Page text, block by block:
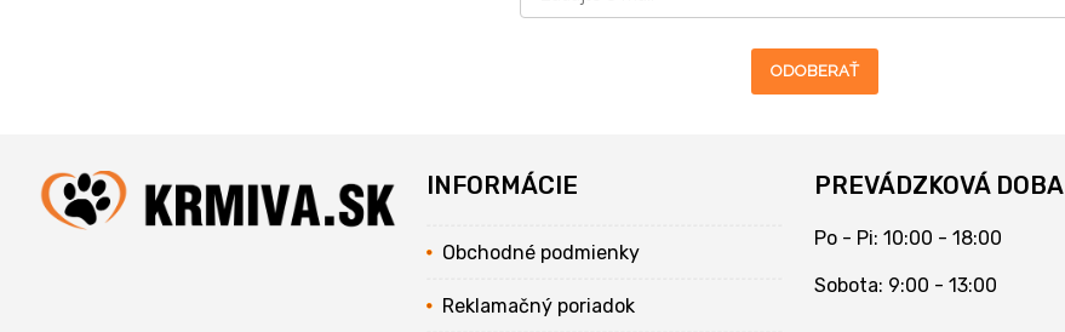
ODOBERAŤ
INFORMÁCIE
Obchodné podmienky
Reklamačný poriadok
PREVÁDZKOVÁ DOBA
Po - Pi: 10:00 - 18:00
Sobota: 9:00 - 13:00